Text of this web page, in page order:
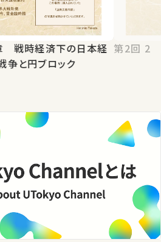
争と円ブロック
第